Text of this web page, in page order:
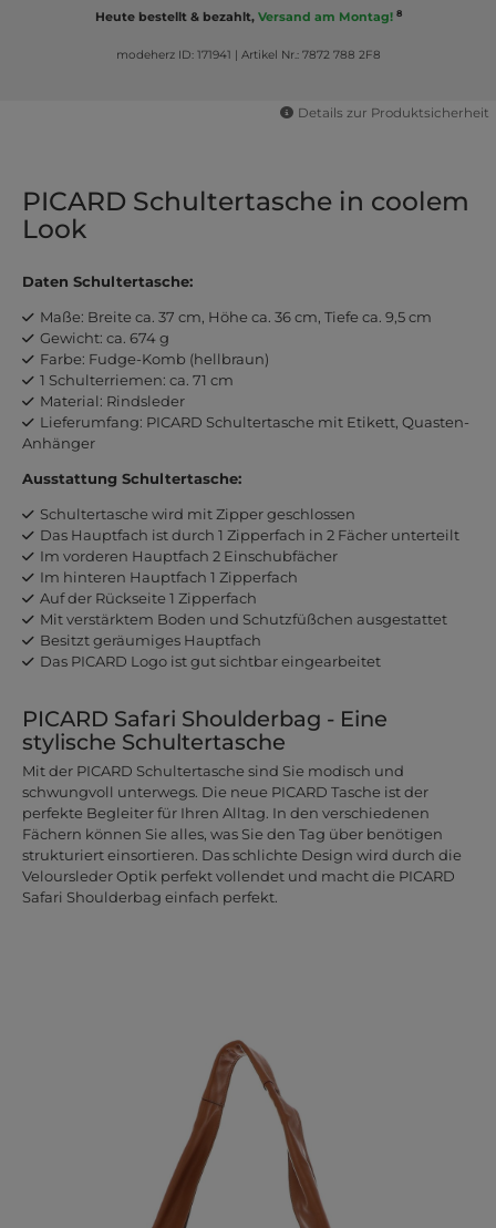
Heute bestellt & bezahlt, Versand am Montag! 8
modeherz ID: 171941 Artikel Nr.: 7872 788 2F8
Details zur Produktsicherheit
PICARD Schultertasche in coolem
Look
Daten Schultertasche:
Maße: Breite ca. 37 cm, Höhe ca. 36 cm, Tiefe ca. 9,5 cm
Gewicht: ca. 674 g
Farbe: Fudge-Komb (hellbraun)
1 Schulterriemen: ca. 71 cm
Material: Rindsleder
Lieferumfang: PICARD Schultertasche mit Etikett, Quasten-
Anhänger
Ausstattung Schultertasche:
Schultertasche wird mit Zipper geschlossen
Das Hauptfach ist durch 1 Zipperfach in 2 Fächer unterteilt
Im vorderen Hauptfach 2 Einschubfächer
Im hinteren Hauptfach 1 Zipperfach
Auf der Rückseite 1 Zipperfach
Mit verstärktem Boden und Schutzfüßchen ausgestattet
Besitzt geräumiges Hauptfach
Das PICARD Logo ist gut sichtbar eingearbeitet
PICARD Safari Shoulderbag - Eine
stylische Schultertasche
Mit der PICARD Schultertasche sind Sie modisch und
schwungvoll unterwegs. Die neue PICARD Tasche ist der
perfekte Begleiter für Ihren Alltag. In den verschiedenen
Fächern können Sie alles, was Sie den Tag über benötigen
strukturiert einsortieren. Das schlichte Design wird durch die
Veloursleder Optik perfekt vollendet und macht die PICARD
Safari Shoulderbag einfach perfekt.